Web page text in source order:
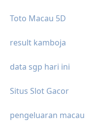
Toto Macau 5D
result kamboja
data sgp hari ini
Situs Slot Gacor
pengeluaran macau